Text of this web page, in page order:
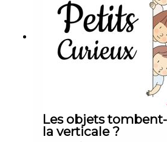
Les objets
la verticale ?